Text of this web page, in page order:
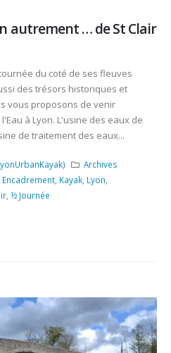
autrement … de St Clair
du coté de ses fleuves
des trésors historiques et
vous proposons de venir
à Lyon. L'usine des eaux de
de traitement des eaux...
Archives
Encadrement, Kayak, Lyon
½ Journée